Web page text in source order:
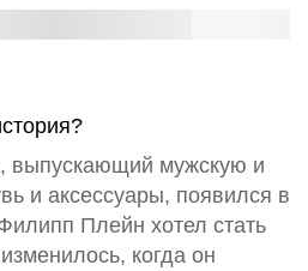
выпускающий мужскую и
и аксессуары, появился в
Плейн хотел стать
когда он